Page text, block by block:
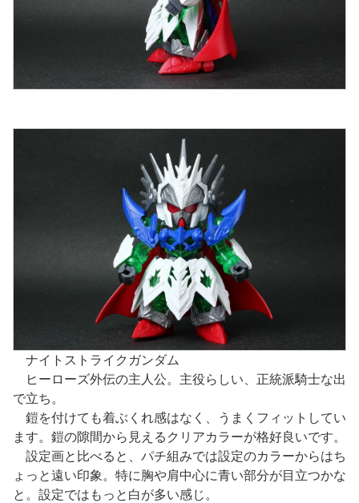
ナイトストライクガンダム
ヒーローズ外伝の主人公。主役らしい、正統派騎士な出
で立ち。
鎧を付けても着ぶくれ感はなく、うまくフィットしてい
ます。鎧の隙間から見えるクリアカラーが格好良いです。
設定画と比べると、パチ組みでは設定のカラーからはち
ょっと遠い印象。特に胸や肩中心に青い部分が目立つかな
と。設定ではもっと白が多い感じ。